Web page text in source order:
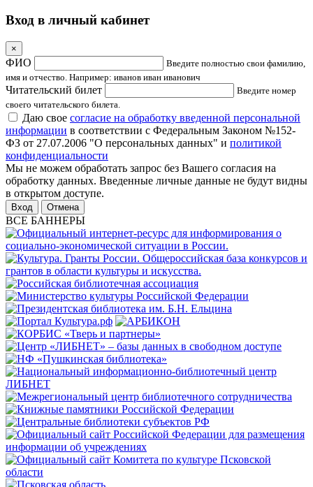
Вход в личный кабинет
×
ФИО
Введите полностью свои фамилию,
имя и отчество. Например: иванов иван иванович
Читательский билет
Введите номер
своего читательского билета.
Даю свое согласие на обработку введенной персональной
информации в соответствии с Федеральным Законом №152-
ФЗ от 27.07.2006 "О персональных данных" и политикой
конфиденциальности
Мы не можем обработать запрос без Вашего согласия на
обработку данных. Введенные личные данные не будут видны
в открытом доступе.
Отмена
ВСЕ БАННЕРЫ